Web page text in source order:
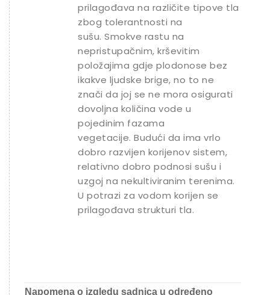
prilagođava na različite tipove tla
zbog tolerantnosti na
sušu. Smokve rastu na
nepristupačnim, krševitim
položajima gdje plodonose bez
ikakve ljudske brige, no to ne
znači da joj se ne mora osigurati
dovoljna količina vode u
pojedinim fazama
vegetacije. Budući da ima vrlo
dobro razvijen korijenov sistem,
relativno dobro podnosi sušu i
uzgoj na nekultiviranim terenima.
U potrazi za vodom korijen se
prilagođava strukturi tla.
Napomena o izgledu sadnica u određeno